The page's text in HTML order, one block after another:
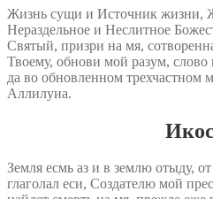
Жизнь сущи и Источник жизни,
Нераздельное и Неслитное
Святый, призри на мя,
Твоему, обнови мой разум,
да во обновленном трехчастном
Аллилуиа.
Земля есмь аз и в землю отыду,
глаголал еси, Создателю мой